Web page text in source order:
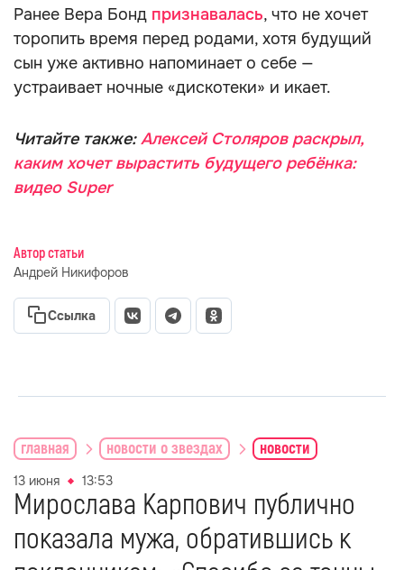
Ранее Вера Бонд признавалась, что не хочет
торопить время перед родами, хотя будущий
сын уже активно напоминает о себе —
устраивает ночные «дискотеки» и икает.
Читайте также:Алексей Столяров раскрыл,
каким хочет вырастить будущего ребёнка:
видео Super
Автор статьи
Андрей Никифоров
Ссылка
главная новости о звездах новости
13 июня 13:53
Мирослава Карпович публично
показала мужа, обратившись к